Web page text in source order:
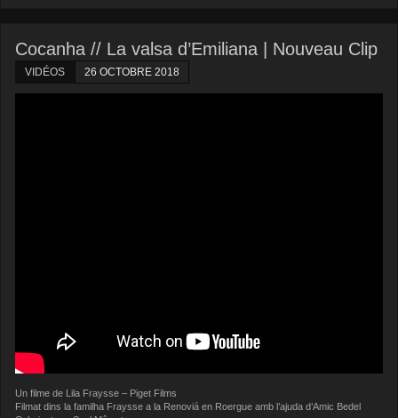
Cocanha // La valsa d’Emiliana | Nouveau Clip
VIDÉOS 26 OCTOBRE 2018
Un filme de Lila Fraysse – Piget Films
Filmat dins la familha Fraysse a la Renoviá en Roergue amb l’ajuda d’Amic Bedel